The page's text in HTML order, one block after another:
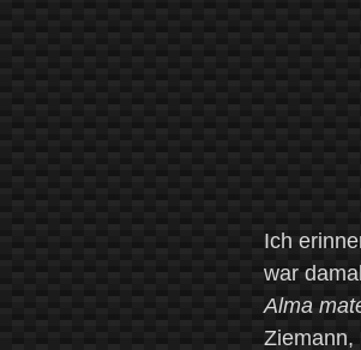
Ich
war
Alma
Ziemann,